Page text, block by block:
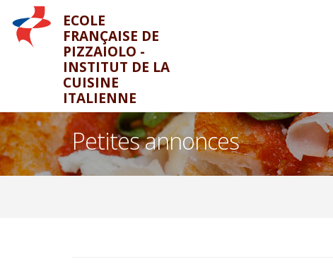
ECOLE
FRANÇAISE DE
PIZZAIOLO -
INSTITUT DE LA
CUISINE
ITALIENNE
Petites annonces